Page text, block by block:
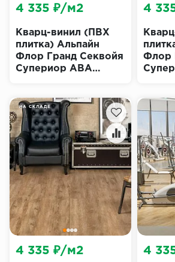
Кварц-винил (ПВХ
плитка) Альпайн
Флор Гранд Секвойя
Супериор ABA
Superior ECO Grand
Sequoia)
4 335 ₽/м2
Флор
4
НА СКЛАДЕ
4 335 ₽/м2 4